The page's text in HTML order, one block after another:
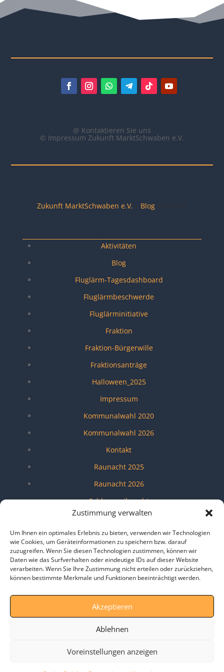
Zustimmung verwalten
Um Ihnen ein optimales Erlebnis zu bieten, verwenden wir Technologien
wie Cookies, um Geräteinformationen zu speichern bzw. darauf
zuzugreifen. Wenn Sie diesen Technologien zustimmen, können wir
Daten wie das Surfverhalten oder eindeutige IDs auf dieser Website
verarbeiten. Wenn Sie Ihre Zustimmung nicht erteilen oder zurückziehen,
können bestimmte Merkmale und Funktionen beeinträchtigt werden.
Akzeptieren
Ablehnen
Voreinstellungen anzeigen
@ Kontaktieren Sie uns
© Impressum Zukunft MarktSchwaben e.V.
Zukunft MarktSchwaben e.V. Blog
Aktivitäten
Blog
Fluglärm-Tagesdashboard
Fluglärmbeschwerde
Fluglärminitiative
Fraktion
Fraktion-Bürgerwille
Fraktionsanträge
Halloween_2025
Impressum
Kommunalwahl 2020
Kommunalwahl 2026
Kontakt
Raunacht 2025
Raunacht 2026
Schlossweihnacht
Shangri-La Lounge
Umfragen
Verein
Veröffentlichungen
Zukunft MarktSchwaben e.V.
Zusammen für Markt Schwaben